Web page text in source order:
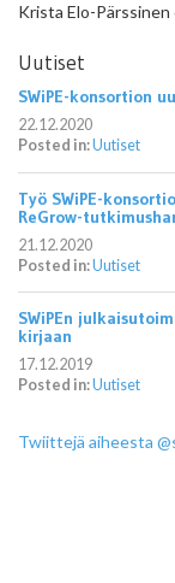
Krista Elo-
Uutiset
SWiPE-konsortion
22.12.2020
Posted in:Uutiset
Työ SWiPE-
ReGrow-
21.12.2020
Posted in:Uutiset
SWiPEn
kirjaan
17.12.2019
Posted in:Uutiset
Twiittejä aiheesta